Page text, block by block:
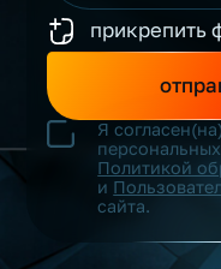
прикрепить
Я
Политикой
и
сайта.